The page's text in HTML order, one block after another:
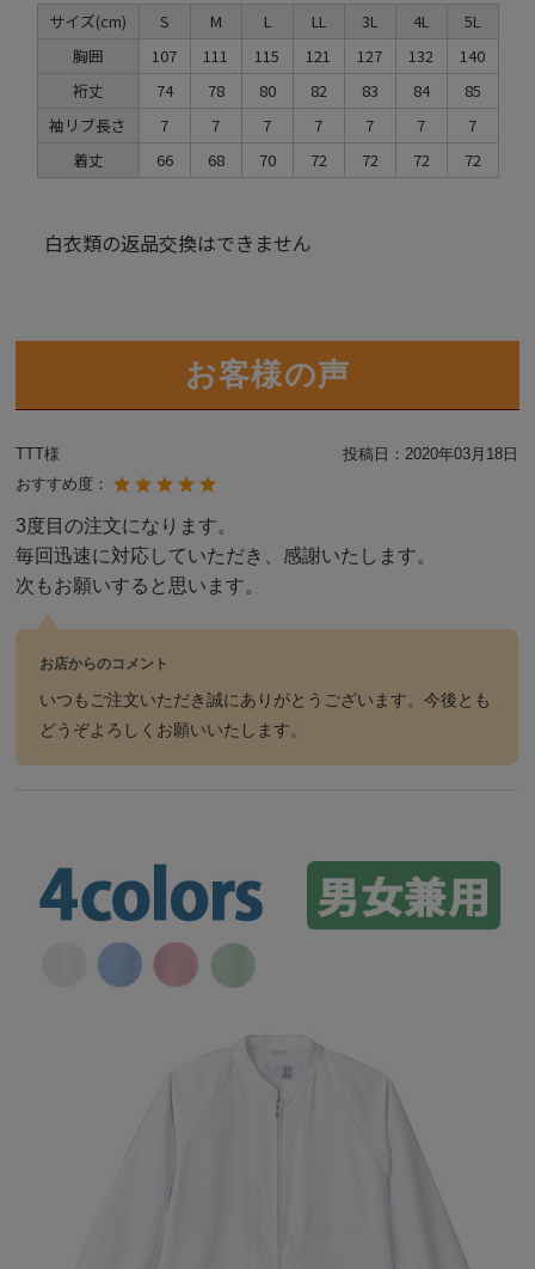
サイズ(cm) S M L LL 3L 4L
5L
胸囲
107 111 115 121 127 132
140
裄丈
74 78 80 82 83 84
85
袖リブ長さ
7 7 7 7 7 7
7
着丈
66 68 70 72 72 72 72
白衣類の返品交換はできません
お客様の声
TTT様 投稿日：2020年03月18日
おすすめ度：
3度目の注文になります。
毎回迅速に対応していただき、感謝いたします。
次もお願いすると思います。
お店からのコメント
いつもご注文いただき誠にありがとうございます。今後とも
どうぞよろしくお願いいたします。